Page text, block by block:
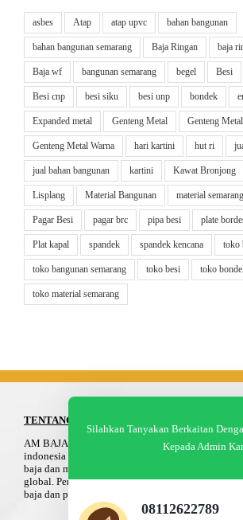
asbes Atap atap upvc bahan bangunan
bahan bangunan semarang Baja Ringan baja
Baja wf bangunan semarang begel Besi
Besi cnp besi siku besi unp bondek
Expanded metal Genteng Metal Genteng
Genteng Metal Warna hari kartini hut ri
jual bahan bangunan kartini Kawat Bronjong
Lisplang Material Bangunan material semarang
Pagar Besi pagar brc pipa besi plate
Plat kapal spandek spandek kencana toko
toko bangunan semarang toko besi toko
toko material semarang
TENTANG
AM BAJA Group adalah distributor besi baja untuk
indonesia dan merupakan pemasok nasional
baja dan merupakan solusi mendasar bangunan
global. Perusahaan kami menyediakan berbagai
baja dan peralatan konstruksi.
Silahkan Tanyakan Berkaitan
Kepada Admin
08112622789